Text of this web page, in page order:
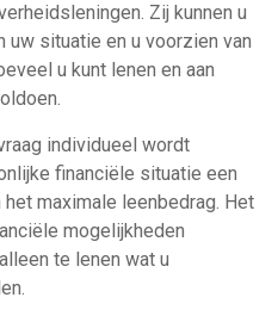
Zij kunnen u
uw situatie en u voorzien van
u kunt lenen en aan
individueel wordt
financiële situatie een
maximale leenbedrag. Het
mogelijkheden
te lenen wat u